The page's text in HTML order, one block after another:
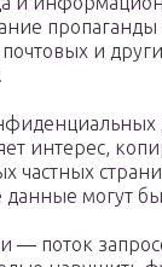
и
интерес,
частных
данные могут
— поток